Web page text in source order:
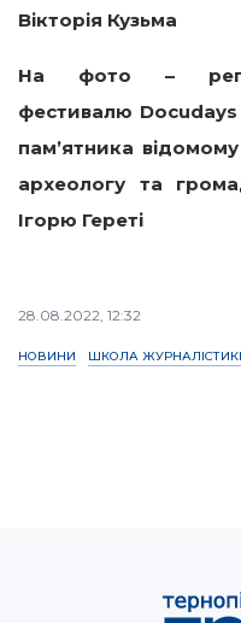
Вікторія Кузьма
На фото –
фестивалю
пам’ятника
археологу та
Ігорю Гереті
28.08.2022, 12:32
НОВИНИ ШКОЛА